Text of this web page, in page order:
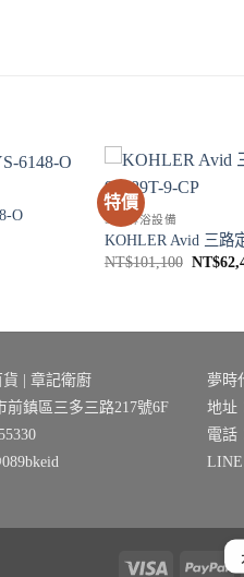
O
特價
SPA淋浴設備
KOHLER Avid 三路
NT$101,100 原
NT$
貨 | 章記衛廚
前鎮區三多三路217號6F
夢時
地址
電話
LINE
Visa